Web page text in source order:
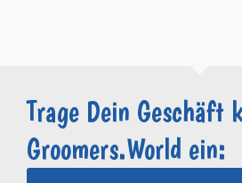
Trage Dein Geschäft
Groomers.World ein: